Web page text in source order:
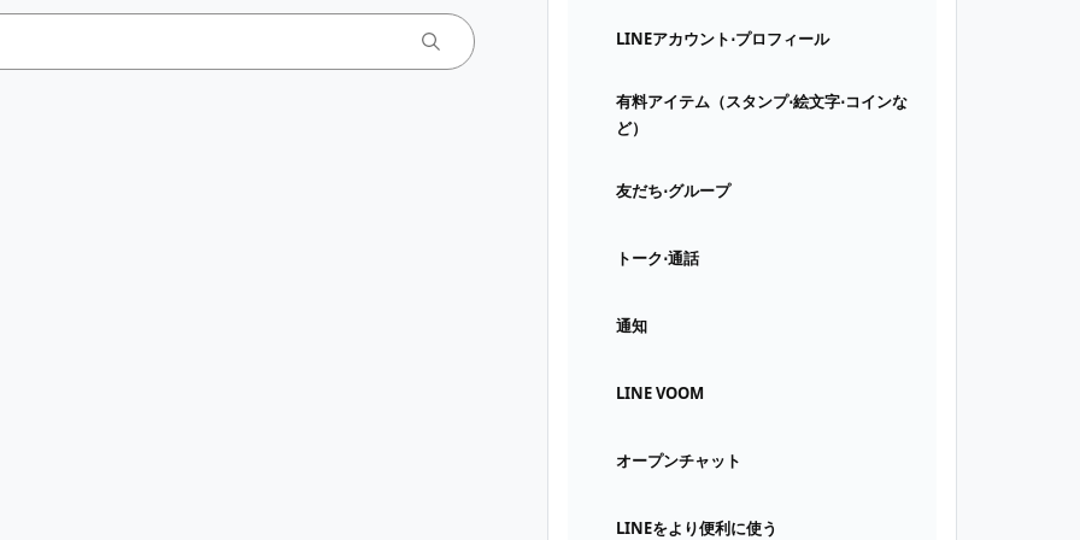
LINEアカウント⋅プロフィール
有料アイテム（スタンプ⋅絵文字⋅コインな
ど）
友だち⋅グループ
トーク⋅通話
通知
LINE VOOM
オープンチャット
LINEをより便利に使う